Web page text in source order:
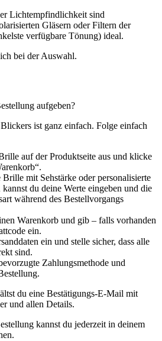
Lichtempfindlichkeit sind
Gläsern oder Filtern der
verfügbare Tönung) ideal.
bei der Auswahl.
aufgeben?
ist ganz einfach. Folge einfach
auf der Produktseite aus und klicke
Brille mit Sehstärke oder personalisierte
du deine Werte eingeben und die
während des Bestellvorgangs
Warenkorb und gib – falls vorhanden
ein.
ein und stelle sicher, dass alle
sind.
Zahlungsmethode und
du eine Bestätigungs-E-Mail mit
und allen Details.
kannst du jederzeit in deinem